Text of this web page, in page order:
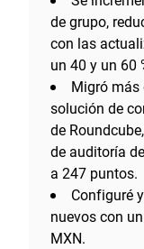
de grupo,
con las
un 40 y un 60
Migró más
solución de
de
de auditoría
a 247 puntos.
Configuré
nuevos con
MXN.